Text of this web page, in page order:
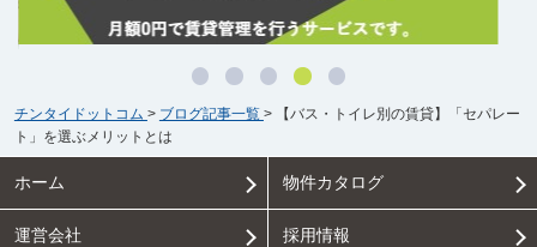
チンタイドットコム > ブログ記事一覧 >
【バス・トイレ別の賃貸】「セパレー
ト」を選ぶメリットとは
ホーム 物件カタログ
運営会社 採用情報